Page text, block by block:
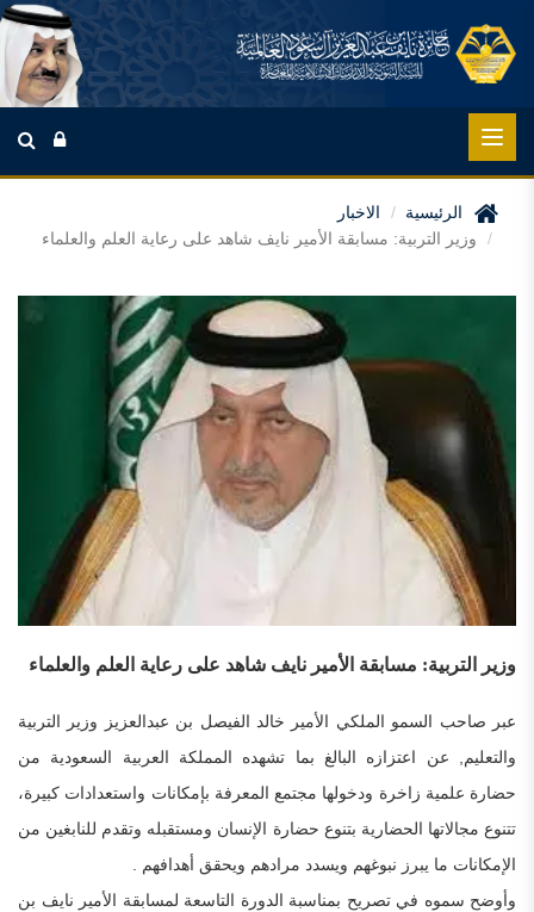
الرئيسية
الاخبار
وزير التربية: مسابقة الأمير نايف شاهد على رعاية العلم والعلماء
وزير التربية: مسابقة الأمير نايف شاهد على رعاية العلم والعلماء
عبر صاحب السمو الملكي الأمير خالد الفيصل بن عبدالعزيز وزير التربية
والتعليم, عن اعتزازه البالغ بما تشهده المملكة العربية السعودية من
حضارة علمية زاخرة ودخولها مجتمع المعرفة بإمكانات واستعدادات كبيرة،
تتنوع مجالاتها الحضارية بتنوع حضارة الإنسان ومستقبله وتقدم للنابغين من
الإمكانات ما يبرز نبوغهم ويسدد مرادهم ويحقق أهدافهم .
وأوضح سموه في تصريح بمناسبة الدورة التاسعة لمسابقة الأمير نايف بن